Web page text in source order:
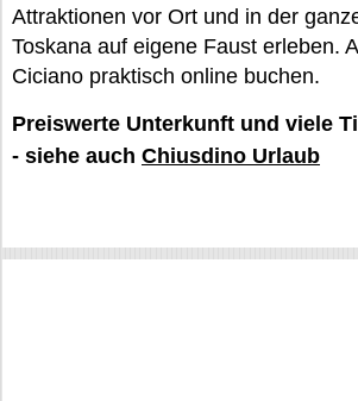
Attraktionen vor Ort und in der
Toskana auf eigene Faust erleben.
Ciciano praktisch online buchen.
Preiswerte Unterkunft und viele
- siehe auch Chiusdino Urlaub